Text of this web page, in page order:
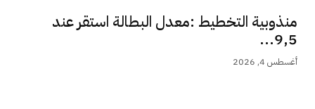
منذوبية التخطيط :معدل البطالة استقر عند
9,5...
أغسطس 4, 2026